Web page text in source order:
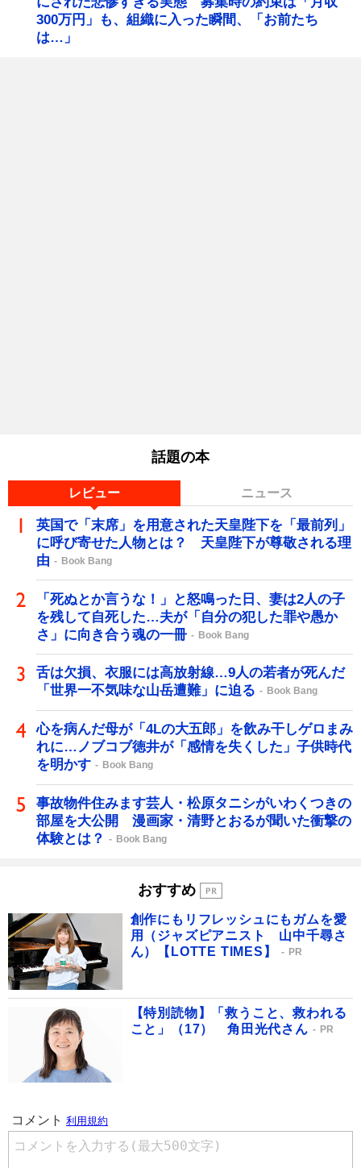
300万円」も、組織に入った瞬間、「お前たち
は…」
話題の本
レビュー ニュース
英国で「末席」を用意された天皇陛下を「最前列」
に呼び寄せた人物とは？ 天皇陛下が尊敬される理
由
Book Bang
「死ぬとか言うな！」と怒鳴った日、妻は2人の子
を残して自死した…夫が「自分の犯した罪や愚か
さ」に向き合う魂の一冊
Book Bang
舌は欠損、衣服には高放射線…9人の若者が死んだ
「世界一不気味な山岳遭難」に迫る
Book Bang
心を病んだ母が「4Lの大五郎」を飲み干しゲロまみ
れに…ノブコブ徳井が「感情を失くした」子供時代
を明かす
Book Bang
事故物件住みます芸人・松原タニシがいわくつきの
部屋を大公開 漫画家・清野とおるが聞いた衝撃の
体験とは？
Book Bang
おすすめ
創作にもリフレッシュにもガムを愛
用（ジャズピアニスト 山中千尋さ
ん）【LOTTE TIMES】
PR
【特別読物】「救うこと、救われる
こと」（17） 角田光代さん
PR